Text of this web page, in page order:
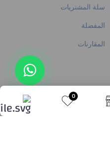
0 تواصل معنا
سلة المشتريات
المفضلة
المقارنات